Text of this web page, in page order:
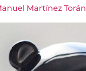
Martínez Torán